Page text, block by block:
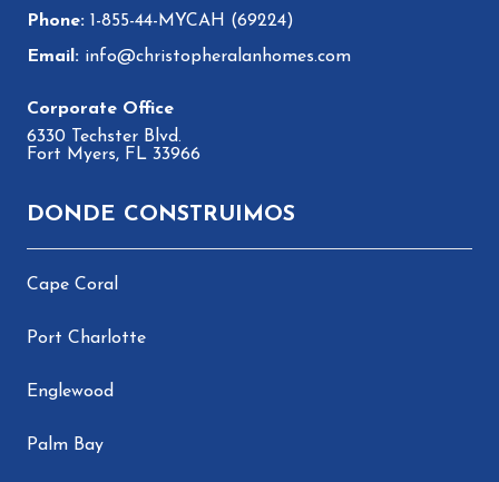
1-855-44-MYCAH (69224)
info@christopheralanhomes.com
6330 Techster Blvd.
Fort Myers, FL 33966
DONDE CONSTRUIMOS
Cape Coral
Port Charlotte
Englewood
Palm Bay